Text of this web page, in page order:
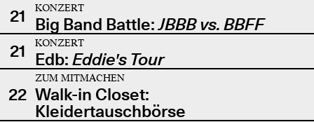
21
KONZERT
Big Band Battle:JBBB vs. BBFF
21
KONZERT
Edb: Eddie's Tour
22
ZUM MITMACHEN
Walk-in Closet:
Kleidertauschbörse